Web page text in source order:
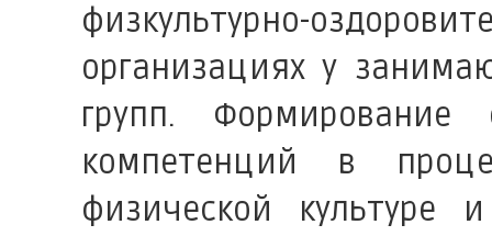
физкультурно-
организациях у
групп.
компетенций в
физической культуре